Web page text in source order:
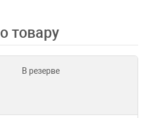
товару
В резерве